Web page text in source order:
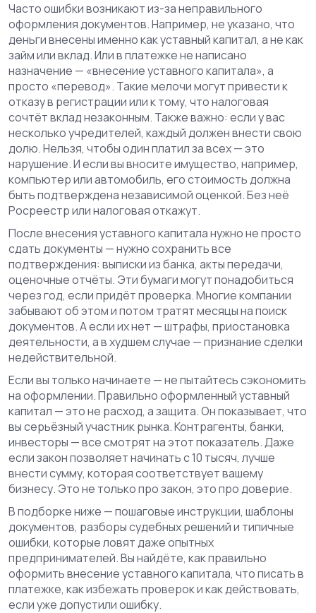
Часто ошибки возникают из-за неправильного
оформления документов. Например, не указано, что
деньги внесены именно как уставный капитал, а не как
займ или вклад. Или в платежке не написано
назначение — «внесение уставного капитала», а
просто «перевод». Такие мелочи могут привести к
отказу в регистрации или к тому, что налоговая
сочтёт вклад незаконным. Также важно: если у вас
несколько учредителей, каждый должен внести свою
долю. Нельзя, чтобы один платил за всех — это
нарушение. И если вы вносите имущество, например,
компьютер или автомобиль, его стоимость должна
быть подтверждена независимой оценкой. Без неё
Росреестр или налоговая откажут.
После внесения уставного капитала нужно не просто
сдать документы — нужно сохранить все
подтверждения: выписки из банка, акты передачи,
оценочные отчёты. Эти бумаги могут понадобиться
через год, если придёт проверка. Многие компании
забывают об этом и потом тратят месяцы на поиск
документов. А если их нет — штрафы, приостановка
деятельности, а в худшем случае — признание сделки
недействительной.
Если вы только начинаете — не пытайтесь сэкономить
на оформлении. Правильно оформленный уставный
капитал — это не расход, а защита. Он показывает, что
вы серьёзный участник рынка. Контрагенты, банки,
инвесторы — все смотрят на этот показатель. Даже
если закон позволяет начинать с 10 тысяч, лучше
внести сумму, которая соответствует вашему
бизнесу. Это не только про закон, это про доверие.
В подборке ниже — пошаговые инструкции, шаблоны
документов, разборы судебных решений и типичные
ошибки, которые ловят даже опытных
предпринимателей. Вы найдёте, как правильно
оформить внесение уставного капитала, что писать в
платежке, как избежать проверок и как действовать,
если уже допустили ошибку.